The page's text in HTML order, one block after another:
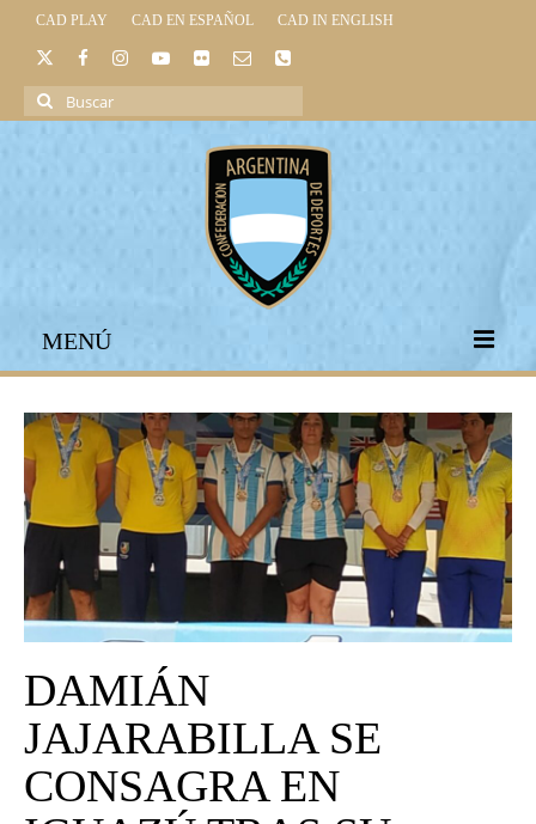
CAD PLAY CAD EN ESPAÑOL CAD IN ENGLISH
Buscar
por:
MENÚ
INICIO
INSTITUCIONAL
LEGISLACIÓN DEPORTIVA
UNIVERSO CAD
NOTICIAS
CAD MEDIA
CAD FEDERAL
DAMIÁN
JAJARABILLA SE
CONSAGRA EN